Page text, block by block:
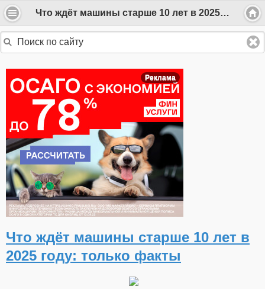
Что ждёт машины старше 10 лет в 2025 году: только факты
Реклама
Что ждёт машины старше 10 лет в
2025 году: только факты